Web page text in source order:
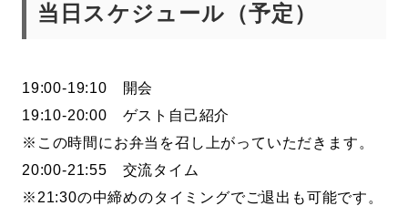
当日スケジュール（予定）
19:00-19:10 開会
19:10-20:00 ゲスト自己紹介
※この時間にお弁当を召し上がっていただきます。
20:00-21:55 交流タイム
※21:30の中締めのタイミングでご退出も可能です。